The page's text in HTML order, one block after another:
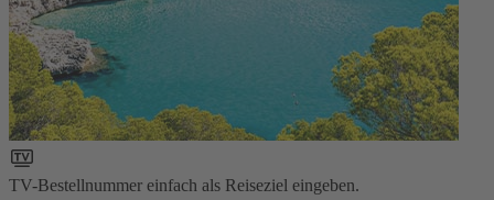
TV-Bestellnummer einfach als Reiseziel eingeben.